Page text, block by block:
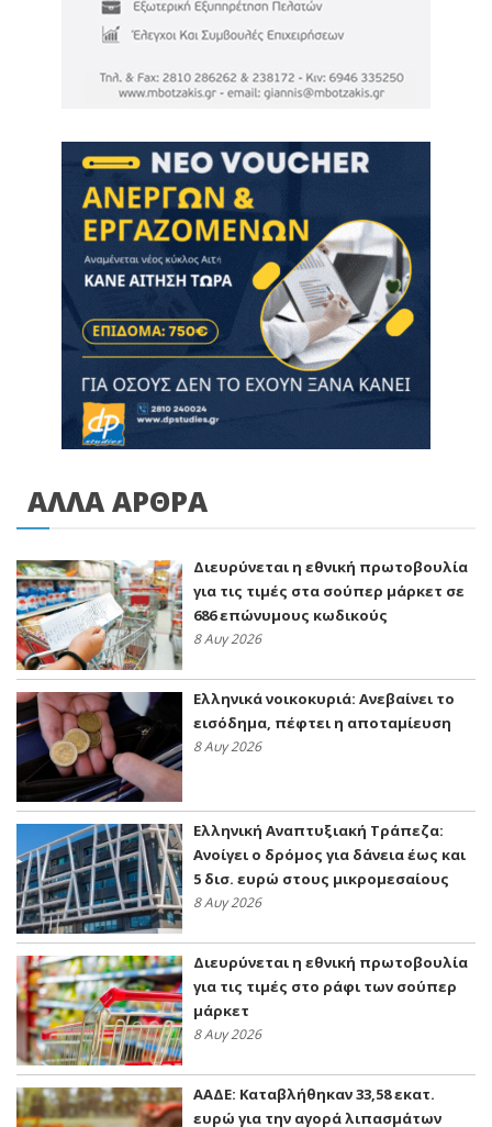
ΑΛΛΑ ΑΡΘΡΑ
Διευρύνεται η εθνική πρωτοβουλία
για τις τιμές στα σούπερ μάρκετ σε
686 επώνυμους κωδικούς
8 Αυγ 2026
Ελληνικά νοικοκυριά: Ανεβαίνει το
εισόδημα, πέφτει η αποταμίευση
8 Αυγ 2026
Ελληνική Αναπτυξιακή Τράπεζα:
Ανοίγει ο δρόμος για δάνεια έως και
5 δισ. ευρώ στους μικρομεσαίους
8 Αυγ 2026
Διευρύνεται η εθνική πρωτοβουλία
για τις τιμές στο ράφι των σούπερ
μάρκετ
8 Αυγ 2026
ΑΑΔΕ: Kαταβλήθηκαν 33,58 εκατ.
ευρώ για την αγορά λιπασμάτων